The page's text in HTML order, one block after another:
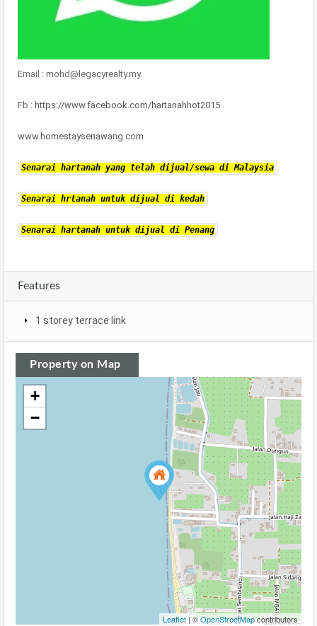
Email : mohd@legacyrealty.my
Fb : https://www.facebook.com/hartanahhot2015
www.homestaysenawang.com
Senarai hartanah yang telah dijual/sewa di Malaysia
Senarai hrtanah untuk dijual di kedah
Senarai hartanah untuk dijual di Penang
Features
1 storey terrace link
Property on Map
+
−
Leaflet | ©OpenStreetMapcontributors